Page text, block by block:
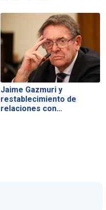
Jaime Gazmuri y
restablecimiento de
relaciones con…